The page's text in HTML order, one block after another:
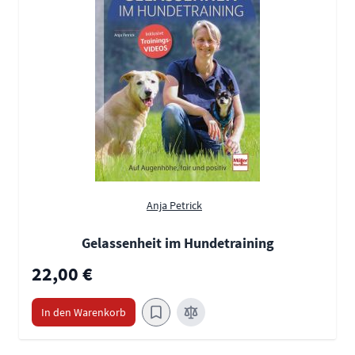
Anja Petrick
Gelassenheit im Hundetraining
22,00 €
In den Warenkorb